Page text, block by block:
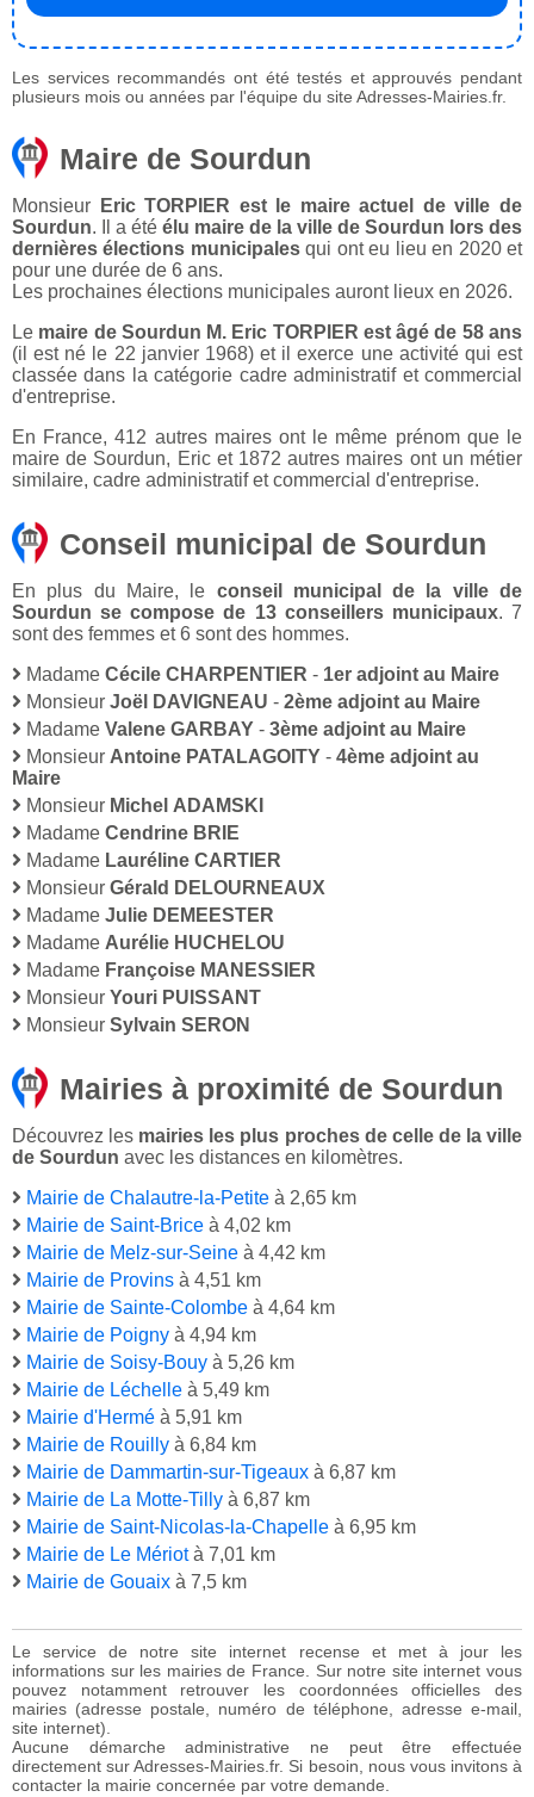
Les services recommandés ont été testés et approuvés pendant
plusieurs mois ou années par l'équipe du site Adresses-Mairies.fr.
Maire de Sourdun
Monsieur
Eric TORPIER est le maire actuel de ville de
Sourdun. Il a été élu maire de la ville de Sourdun lors des
dernières élections municipalesqui ont eu lieu en 2020 et
pour une durée de 6 ans.
Les prochaines élections municipales auront lieux en 2026.
Le maire de Sourdun M. Eric TORPIER est âgé de 58 ans
(il est né le 22 janvier 1968) et il exerce une activité qui est
classée dans la catégorie cadre administratif et commercial
d'entreprise.
En France, 412 autres maires ont le même prénom que le
maire de Sourdun, Eric et 1872 autres maires ont un métier
similaire, cadre administratif et commercial d'entreprise.
Conseil municipal de Sourdun
En plus du Maire, le conseil municipal de la ville de
Sourdun se compose de 13 conseillers municipaux. 7
sont des femmes et 6 sont des hommes.
Madame Cécile CHARPENTIER - 1er adjoint au Maire
Monsieur Joël DAVIGNEAU - 2ème adjoint au Maire
Madame Valene GARBAY - 3ème adjoint au Maire
Monsieur Antoine PATALAGOITY - 4ème adjoint au
Maire
Monsieur Michel ADAMSKI
Madame Cendrine BRIE
Madame Lauréline CARTIER
Monsieur Gérald DELOURNEAUX
Madame Julie DEMEESTER
Madame Aurélie HUCHELOU
Madame Françoise MANESSIER
Monsieur Youri PUISSANT
Monsieur Sylvain SERON
Mairies à proximité de Sourdun
Découvrez les mairies les plus proches de celle de la ville
de Sourdun avec les distances en kilomètres.
Mairie de Chalautre-la-Petite à 2,65 km
Mairie de Saint-Brice à 4,02 km
Mairie de Melz-sur-Seine à 4,42 km
Mairie de Provins à 4,51 km
Mairie de Sainte-Colombe à 4,64 km
Mairie de Poigny à 4,94 km
Mairie de Soisy-Bouy à 5,26 km
Mairie de Léchelle à 5,49 km
Mairie d'Hermé à 5,91 km
Mairie de Rouilly à 6,84 km
Mairie de Dammartin-sur-Tigeaux à 6,87 km
Mairie de La Motte-Tilly à 6,87 km
Mairie de Saint-Nicolas-la-Chapelle à 6,95 km
Mairie de Le Mériotà 7,01 km
Mairie de Gouaix à 7,5 km
Le service de notre site internet recense et met à jour les
informations sur les mairies de France. Sur notre site internet vous
pouvez notamment retrouver les coordonnées officielles des
mairies (adresse postale, numéro de téléphone, adresse e-mail,
site internet).
Aucune démarche administrative ne peut être effectuée
directement sur Adresses-Mairies.fr. Si besoin, nous vous invitons à
contacter la mairie concernée par votre demande.